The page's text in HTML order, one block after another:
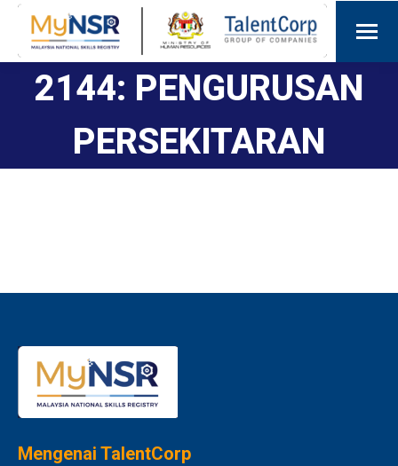
2144: PENGURUSAN
PERSEKITARAN
Mengenai TalentCorp